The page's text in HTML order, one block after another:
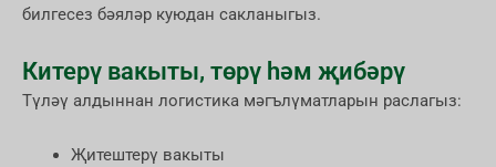
билгесез бәяләр куюдан сакланыгыз.
Китерү вакыты, төрү һәм җибәрү
Түләү алдыннан логистика мәгълүматларын раслагыз:
Җитештерү вакыты